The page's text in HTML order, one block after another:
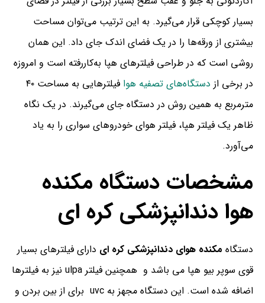
بسیار کوچکی قرار می‌گیرد. به ‌این‌ ترتیب می‌توان مساحت
بیشتری از ورقه‌ها را در یک فضای اندک جای داد. این همان
روشی است که در طراحی فیلترهای هپا به‌کاررفته است و امروزه
در برخی از دستگاه‌های تصفیه هوا
فیلترهایی به مساحت ۴۰
مترمربع به همین روش در دستگاه جای می‌گیرند. در یک نگاه
ظاهر یک فیلتر هپا، فیلتر هوای خودروهای سواری را به یاد
می‌آورد.
مشخصات دستگاه مکنده
هوا دندانپزشکی کره ای
دستگاه مکنده هوای دندانپزشکی کره ای دارای فیلترهای بسیار
قوی سوپر بیو هپا می باشد و همچنین فیلتر ulpa نیز به فیلترها
اضافه شده است. این دستگاه مجهز به uvc برای از بین بردن و